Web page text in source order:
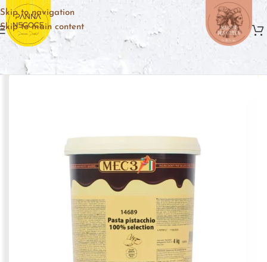
Skip to navigation
Skip to main content